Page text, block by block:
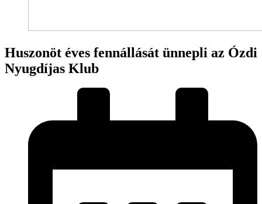
Huszonöt éves fennállását ünnepli az Ózdi
Nyugdíjas Klub